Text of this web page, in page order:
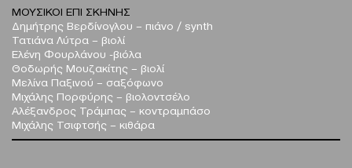
ΜΟΥΣΙΚΟΙ ΕΠΙ ΣΚΗΝΗΣ
Δημήτρης Βερδίνογλου – πιάνο / synth
Τατιάνα Λύτρα – βιoλί
Eλένη Φουρλάνου -βιόλα
Θοδωρής Μουζακίτης – βιολί
Μελίνα Παξινού – σαξόφωνο
Μιχάλης Πορφύρης – βιολοντσέλο
Αλέξανδρος Τράμπας – κοντραμπάσο
Μιχάλης Τσιφτσής – κιθάρα